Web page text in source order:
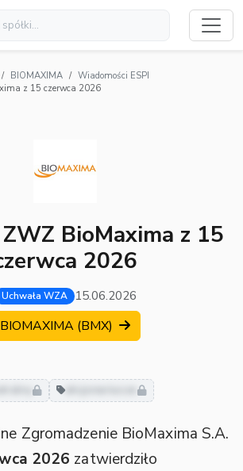
BIOMAXIMA
Wiadomości ESPI
z 15 czerwca 2026
BioMaxima z 15
2026
Uchwała WZA 15.06.2026
BIOMAXIMA (BMX)
Zgromadzenie BioMaxima S.A.
2026 zatwierdziło